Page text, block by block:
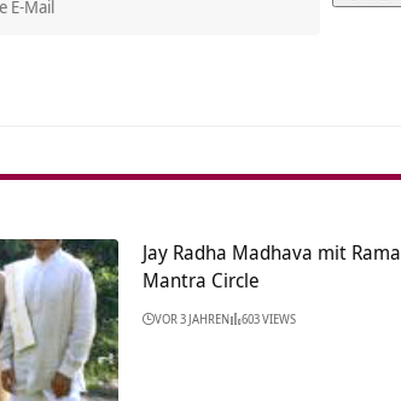
Jay Radha Madhava mit
Mantra Circle
VOR 3 JAHREN 603 VIEWS